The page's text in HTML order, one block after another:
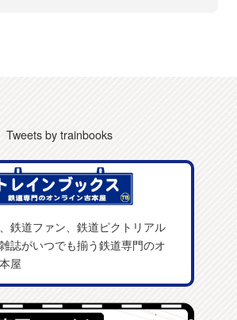
Tweets by trainbooks
鉄道ファン、鉄道ピクトリアル
誌がいつでも揃う鉄道専門のオ
屋